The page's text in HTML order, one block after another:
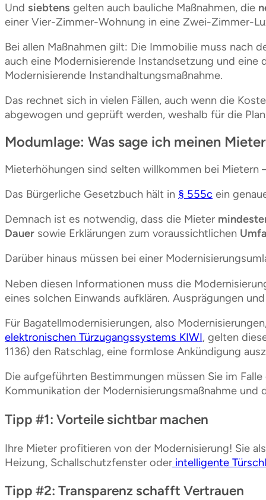
Und siebtens gelten auch bauliche Maßnahmen, die
einer Vier-Zimmer-Wohnung in eine Zwei-Zimmer-
Bei allen Maßnahmen gilt: Die Immobilie muss nach
auch eine Modernisierende Instandsetzung und
Modernisierende Instandhaltungsmaßnahme.
Das rechnet sich in vielen Fällen, auch wenn die
abgewogen und geprüft werden, weshalb für die
Modumlage: Was sage ich meinen
Mieterhöhungen sind selten willkommen bei Mietern
Das Bürgerliche Gesetzbuch hält in § 555c ein
Demnach ist es notwendig, dass die Mieter
Dauer sowie Erklärungen zum voraussichtlichen
Darüber hinaus müssen bei einer
Neben diesen Informationen muss die
eines solchen Einwands aufklären. Ausprägungen
Für Bagatellmodernisierungen, also
elektronischen Türzugangssystems KIWI, gelten
1136) den Ratschlag, eine formlose Ankündigung
Die aufgeführten Bestimmungen müssen Sie im
Kommunikation der Modernisierungsmaßnahme
Tipp #1: Vorteile sichtbar machen
Ihre Mieter profitieren von der Modernisierung! Sie
Heizung, Schallschutzfenster oder intelligente
Tipp #2: Transparenz schafft Vertrauen